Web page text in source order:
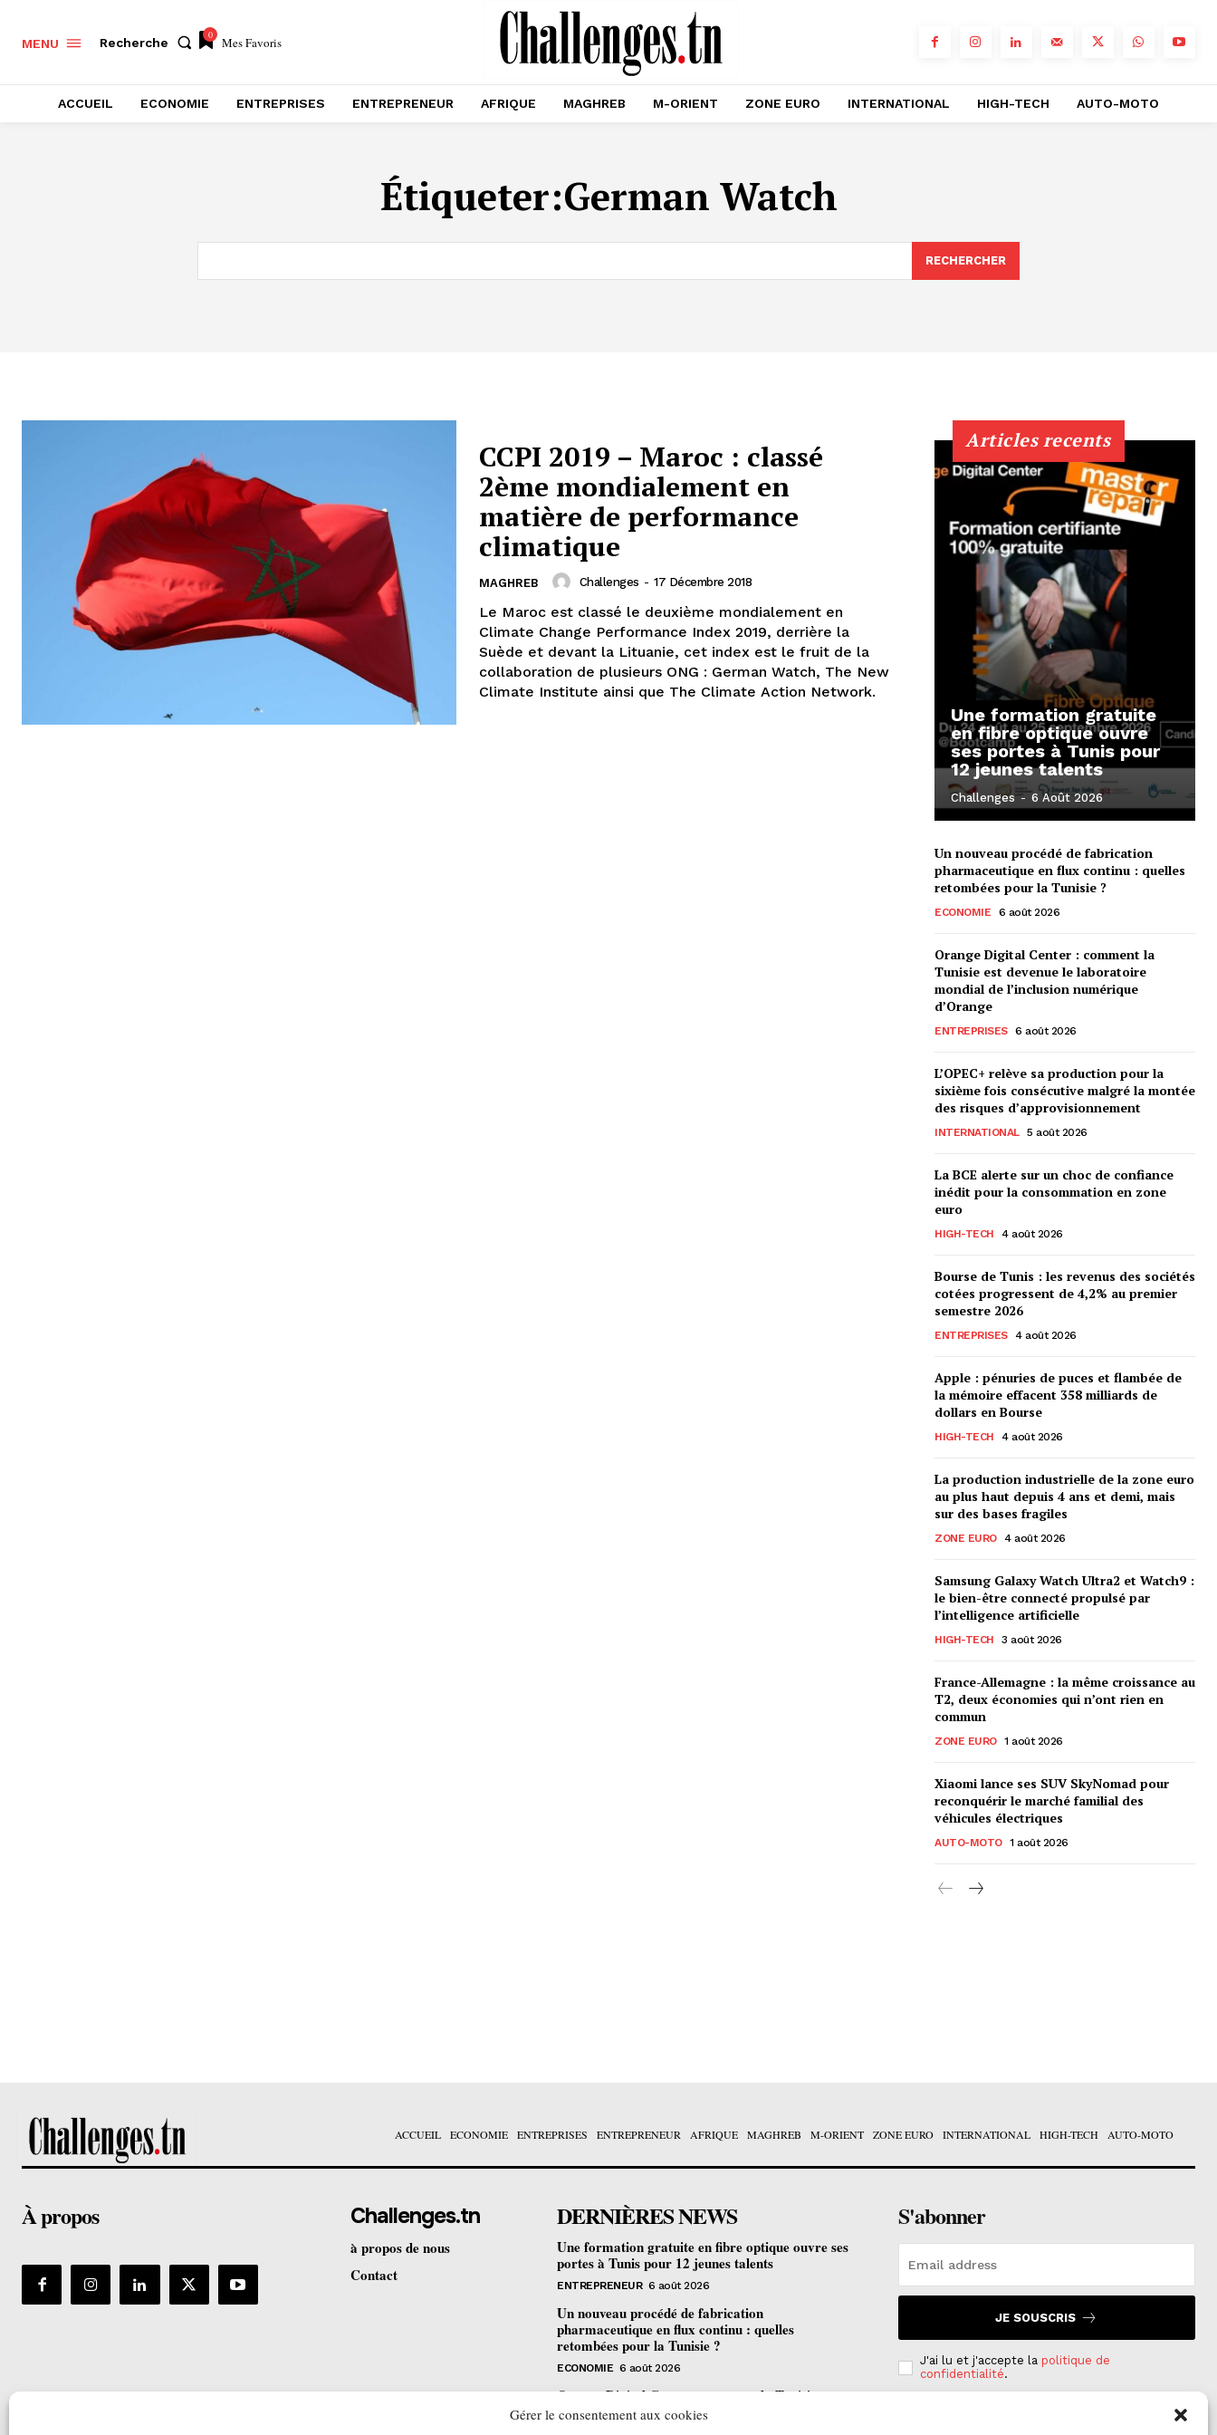
Gérer le consentement aux cookies
MENU Recherche
0 Mes Favoris
ACCUEIL ECONOMIE ENTREPRISES ENTREPRENEUR AFRIQUE MAGHREB M-ORIENT ZONE EURO INTERNATIONAL HIGH-TECH AUTO-MOTO
Étiqueter:German Watch
RECHERCHER
CCPI 2019 – Maroc : classé
2ème mondialement en
matière de performance
climatique
MAGHREB Challenges - 17 Décembre 2018
Le Maroc est classé le deuxième mondialement en
Climate Change Performance Index 2019, derrière la
Suède et devant la Lituanie, cet index est le fruit de la
collaboration de plusieurs ONG : German Watch, The New
Climate Institute ainsi que The Climate Action Network.
Articles recents
Une formation gratuite
en fibre optique ouvre
ses portes à Tunis pour
12 jeunes talents
Challenges - 6 Août 2026
Un nouveau procédé de fabrication
pharmaceutique en flux continu : quelles
retombées pour la Tunisie ?
ECONOMIE 6 août 2026
Orange Digital Center : comment la
Tunisie est devenue le laboratoire
mondial de l’inclusion numérique
d’Orange
ENTREPRISES 6 août 2026
L’OPEC+ relève sa production pour la
sixième fois consécutive malgré la montée
des risques d’approvisionnement
INTERNATIONAL 5 août 2026
La BCE alerte sur un choc de confiance
inédit pour la consommation en zone
euro
HIGH-TECH 4 août 2026
Bourse de Tunis : les revenus des sociétés
cotées progressent de 4,2% au premier
semestre 2026
ENTREPRISES 4 août 2026
Apple : pénuries de puces et flambée de
la mémoire effacent 358 milliards de
dollars en Bourse
HIGH-TECH 4 août 2026
La production industrielle de la zone euro
au plus haut depuis 4 ans et demi, mais
sur des bases fragiles
ZONE EURO 4 août 2026
Samsung Galaxy Watch Ultra2 et Watch9 :
le bien-être connecté propulsé par
l’intelligence artificielle
HIGH-TECH 3 août 2026
France-Allemagne : la même croissance au
T2, deux économies qui n’ont rien en
commun
ZONE EURO 1 août 2026
Xiaomi lance ses SUV SkyNomad pour
reconquérir le marché familial des
véhicules électriques
AUTO-MOTO 1 août 2026
ACCUEIL ECONOMIE ENTREPRISES ENTREPRENEUR AFRIQUE MAGHREB M-ORIENT ZONE EURO INTERNATIONAL HIGH-TECH AUTO-MOTO
À propos Challenges.tn
à propos de nous
Contact
DERNIÈRES NEWS
Une formation gratuite en fibre optique ouvre ses
portes à Tunis pour 12 jeunes talents
ENTREPRENEUR 6 août 2026
Un nouveau procédé de fabrication
pharmaceutique en flux continu : quelles
retombées pour la Tunisie ?
ECONOMIE 6 août 2026
Orange Digital Center : comment la Tunisie est
devenue le laboratoire mondial de l’inclusion
S'abonner
JE SOUSCRIS
J'ai lu et j'accepte la politique de
confidentialité.